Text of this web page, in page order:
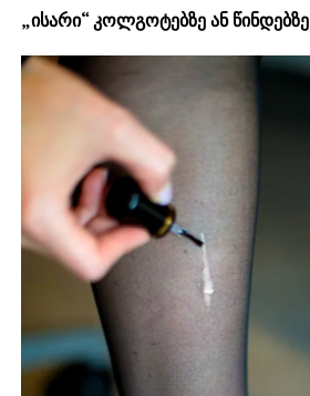
„ისარი“ კოლგოტებზე ან წინდებზე